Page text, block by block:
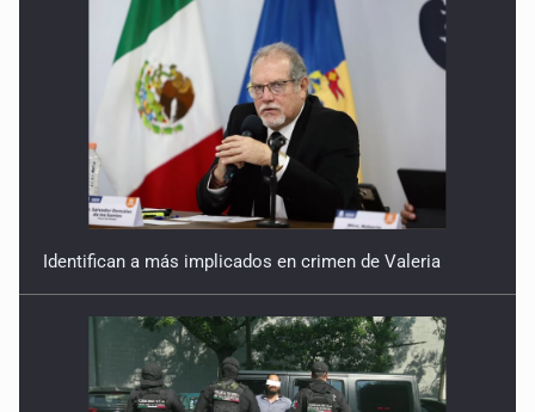
Identifican a más implicados en crimen de Valeria